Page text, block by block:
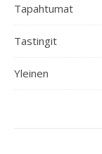
Tapahtumat
Tastingit
Yleinen